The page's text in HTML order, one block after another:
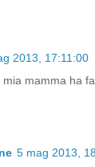
2013, 17:11:00
mamma ha
5 mag 2013,